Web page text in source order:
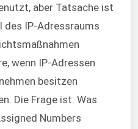
aber Tatsache ist
des IP-Adressraums
wenn IP-Adressen
besitzen
Die Frage ist: Was
Numbers